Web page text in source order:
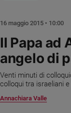
Fede
e
spiritualità
Devozione
fede
Il Papa ad
angelo di
Venti minuti di
colloqui tra israeliani
Annachiara Valle
16 maggio 2015 • 10:00